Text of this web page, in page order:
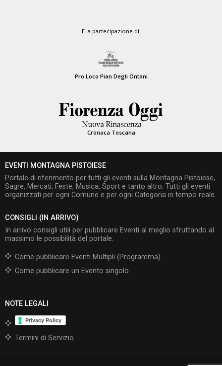
E la partecipazione di:
Pro Loco Pian Degli Ontani
Cronaca Toscana
EVENTI MONTAGNA PISTOIESE
Portale di riferimento per tutti gli eventi sulla Montagna Pistoiese,
Sagre, Mercati, Feste, Musica, Sport e tanto altro. Tutti gli eventi
organizzati per ogni Comune e per ogni Categoria in tempo reale.
CONSIGLI (IN ARRIVO)
In arrivo consigli utili per pubblicare Eventi al meglio sfruttando al
massimo le possibilità del portale.
Come pubblicare Eventi Multipli (Programma)
Come pubblicare un Evento singolo
NOTE LEGALI
Termini di Servizio